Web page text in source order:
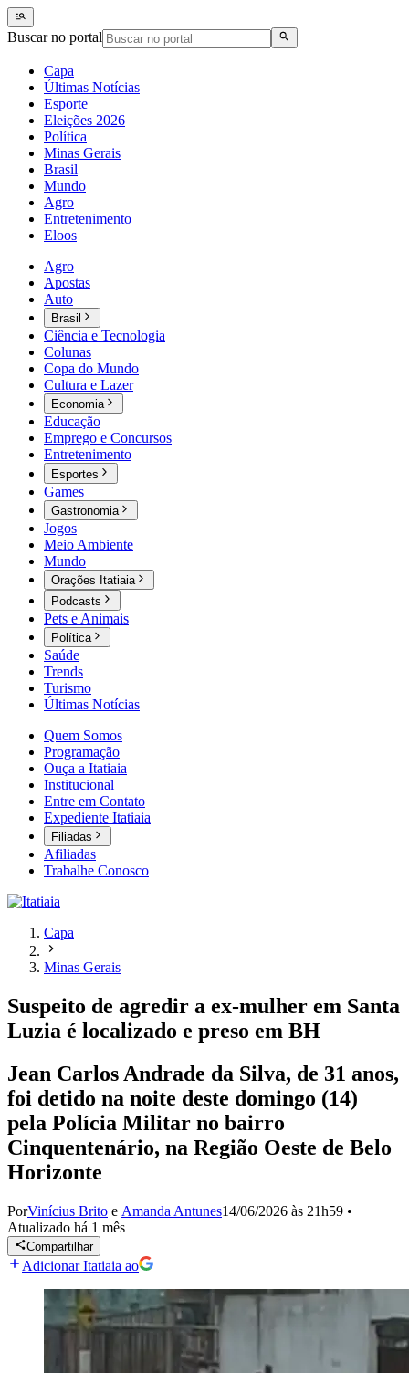
Buscar no portal
Capa
Últimas Notícias
Esporte
Eleições 2026
Política
Minas Gerais
Brasil
Mundo
Agro
Entretenimento
Eloos
Agro
Apostas
Auto
Brasil
Ciência e Tecnologia
Colunas
Copa do Mundo
Cultura e Lazer
Economia
Educação
Emprego e Concursos
Entretenimento
Esportes
Games
Gastronomia
Jogos
Meio Ambiente
Mundo
Orações Itatiaia
Podcasts
Pets e Animais
Política
Saúde
Trends
Turismo
Últimas Notícias
Quem Somos
Programação
Ouça a Itatiaia
Institucional
Entre em Contato
Expediente Itatiaia
Filiadas
Afiliadas
Trabalhe Conosco
Capa
Minas Gerais
Suspeito de agredir a ex-mulher em Santa
Luzia é localizado e preso em BH
Jean Carlos Andrade da Silva, de 31 anos,
foi detido na noite deste domingo (14)
pela Polícia Militar no bairro
Cinquentenário, na Região Oeste de Belo
Horizonte
PorVinícius Brito e Amanda Antunes14/06/2026 às 21h59 •
Atualizado há 1 mês
Compartilhar
Adicionar Itatiaia ao